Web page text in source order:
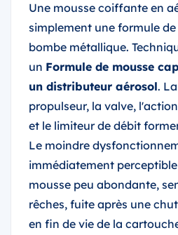
Une mousse coiffante en
simplement une formule
bombe métallique.
un Formule de mousse
un distributeur aérosol.
propulseur, la valve,
et le limiteur de débit
Le moindre
immédiatement
mousse peu abondante,
rêches, fuite après une
en fin de vie de la